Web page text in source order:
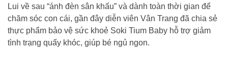
Lui về sau “ánh đèn sân khấu” và dành toàn thời gian để
chăm sóc con cái, gần đây diễn viên Vân Trang đã chia sẻ
thực phẩm bảo vệ sức khoẻ Soki Tium Baby hỗ trợ giảm
tình trạng quấy khóc, giúp bé ngủ ngon.